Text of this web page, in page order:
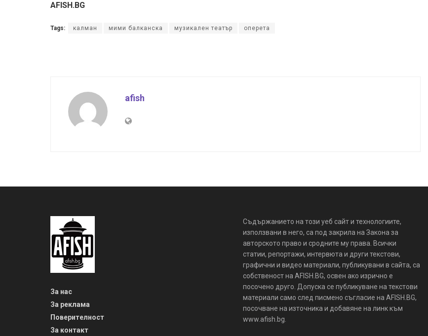
AFISH.BG
Tags: калман мими балканска музикален театър оперета
afish
За нас
За реклама
Поверителност
За контакт
Съдържанието на този уеб сайт и технологиите,
използвани в него, са под закрила на Закона за
авторското право и сродните му права. Всички
статии, репортажи, интервюта и други текстови,
графични и видео материали, публикувани в сайта, са
собственост на AFISH.BG, освен ако изрично е
посочено друго. Допуска се публикуване на текстови
материали само след писмено съгласие на AFISH.BG,
посочване на източника и добавяне на линк към
www.afish.bg.